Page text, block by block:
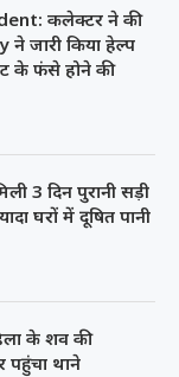
कलेक्टर ने की
ने जारी किया हेल्प
के फंसे होने की
3 दिन पुरानी सड़ी
घरों में दूषित पानी
के शव की
पहुंचा थाने